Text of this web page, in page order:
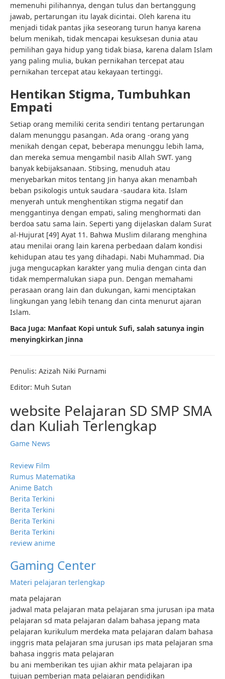
memenuhi pilihannya, dengan tulus dan bertanggung
jawab, pertarungan itu layak dicintai. Oleh karena itu
menjadi tidak pantas jika seseorang turun hanya karena
belum menikah, tidak mencapai kesuksesan dunia atau
pemilihan gaya hidup yang tidak biasa, karena dalam Islam
yang paling mulia, bukan pernikahan tercepat atau
pernikahan tercepat atau kekayaan tertinggi.
Hentikan Stigma, Tumbuhkan
Empati
Setiap orang memiliki cerita sendiri tentang pertarungan
dalam menunggu pasangan. Ada orang -orang yang
menikah dengan cepat, beberapa menunggu lebih lama,
dan mereka semua mengambil nasib Allah SWT. yang
banyak kebijaksanaan. Stibsing, menuduh atau
menyebarkan mitos tentang Jin hanya akan menambah
beban psikologis untuk saudara -saudara kita. Islam
menyerah untuk menghentikan stigma negatif dan
menggantinya dengan empati, saling menghormati dan
berdoa satu sama lain. Seperti yang dijelaskan dalam Surat
al-Hujurat [49] Ayat 11. Bahwa Muslim dilarang menghina
atau menilai orang lain karena perbedaan dalam kondisi
kehidupan atau tes yang dihadapi. Nabi Muhammad. Dia
juga mengucapkan karakter yang mulia dengan cinta dan
tidak mempermalukan siapa pun. Dengan memahami
perasaan orang lain dan dukungan, kami menciptakan
lingkungan yang lebih tenang dan cinta menurut ajaran
Islam.
Baca Juga: Manfaat Kopi untuk Sufi, salah satunya ingin
menyingkirkan Jinna
Penulis: Azizah Niki Purnami
Editor: Muh Sutan
website Pelajaran SD SMP SMA
dan Kuliah Terlengkap
Game News
Review Film
Rumus Matematika
Anime Batch
Berita Terkini
Berita Terkini
Berita Terkini
Berita Terkini
review anime
Gaming Center
Materi pelajaran terlengkap
mata pelajaran
jadwal mata pelajaran mata pelajaran sma jurusan ipa mata
pelajaran sd mata pelajaran dalam bahasa jepang mata
pelajaran kurikulum merdeka mata pelajaran dalam bahasa
inggris mata pelajaran sma jurusan ips mata pelajaran sma
bahasa inggris mata pelajaran
bu ani memberikan tes ujian akhir mata pelajaran ipa
tujuan pemberian mata pelajaran pendidikan